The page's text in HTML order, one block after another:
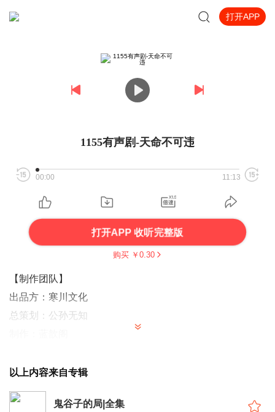
打开APP
1155有声剧-天命不可违
00:00 11:13
打开APP 收听完整版
购买 ￥ 0.30
【制作团队】
出品方：寒川文化
总策划：公孙无知
【编辑推荐】
2.讲述纵横家、阴阳家、命相家、兵家、道家的祖师爷鬼谷
以上内容来自专辑
鬼谷子的局|全集